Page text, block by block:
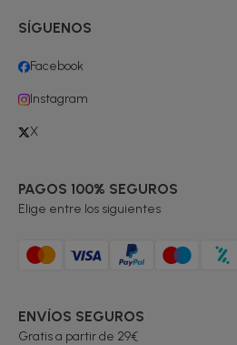
SÍGUENOS
Facebook
Instagram
X
PAGOS 100% SEGUROS
Elige entre los siguientes
ENVÍOS SEGUROS
Gratis a partir de 29€